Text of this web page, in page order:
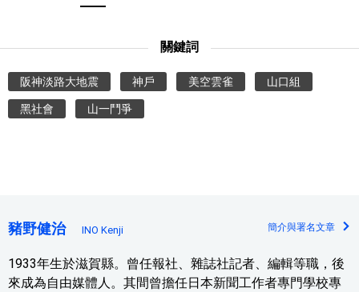
關鍵詞
阪神淡路大地震 神戶 美空雲雀 山口組
黑社會 山一鬥爭
豬野健治 INO Kenji 簡介與署名文章
1933年生於滋賀縣。曾任報社、雜誌社記者、編輯等職，後
來成為自由媒體人。其間曾擔任日本新聞工作者專門學校專